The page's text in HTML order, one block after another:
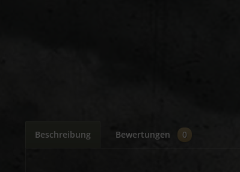
Beschreibung Bewertungen 0